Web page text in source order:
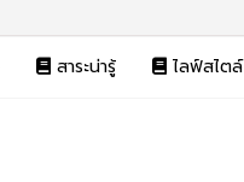
สาระน่ารู้ ไลฟ์สไตล์